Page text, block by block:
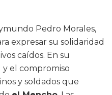
Pedro Morales,
expresar su solidaridad
caídos. En su
y el compromiso
y soldados que